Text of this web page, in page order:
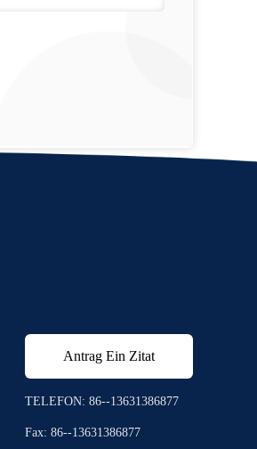
Antrag Ein Zitat
TELEFON: 86--13631386877
Fax: 86--13631386877